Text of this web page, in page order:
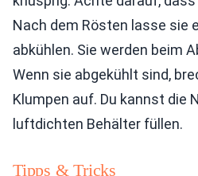
Nach dem Rösten lasse sie
abkühlen. Sie werden beim
Wenn sie abgekühlt sind,
Klumpen auf. Du kannst die
luftdichten Behälter füllen.
Tipps & Tricks